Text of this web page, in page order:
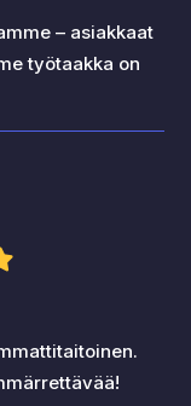
– asiakkaat
työtaakka on